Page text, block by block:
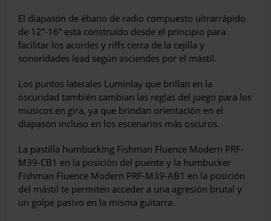
El diapasón de ébano de radio compuesto ultrarrápido
de 12”-16” está construido desde el principio para
facilitar los acordes y riffs cerca de la cejilla y
sonoridades lead según asciendes por el mástil.
Los puntos laterales Luminlay que brillan en la
oscuridad también cambian las reglas del juego para los
músicos en gira, ya que brindan orientación en el
diapasón incluso en los escenarios más oscuros.
La pastilla humbucking Fishman Fluence Modern PRF-
M39-CB1 en la posición del puente y la humbucker
Fishman Fluence Modern PRF-M39-AB1 en la posición
del mástil te permiten acceder a una agresión brutal y
un golpe pasivo en la misma guitarra.